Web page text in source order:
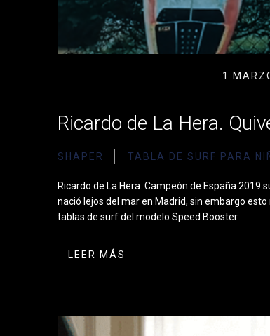
1
Ricardo de La Hera.
SHAPER TABLA DE SURF PARA
Ricardo de La Hera. Campeón de España
nació lejos del mar en Madrid, sin embargo
tablas de surf del modelo Speed Booster .
LEER MÁS